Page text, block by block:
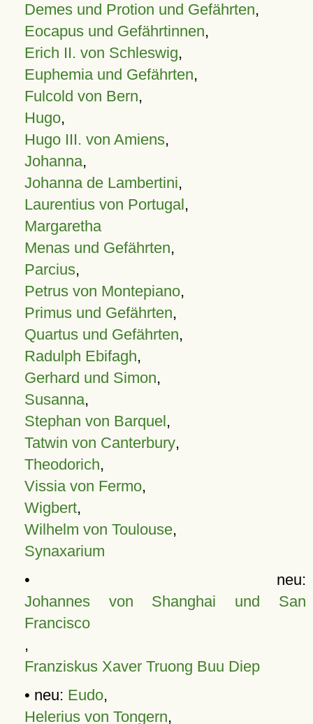
Demes und Protion und Gefährten,
Eocapus und Gefährtinnen,
Erich II. von Schleswig,
Euphemia und Gefährten,
Fulcold von Bern,
Hugo,
Hugo III. von Amiens,
Johanna,
Johanna de Lambertini,
Laurentius von Portugal,
Margaretha
Menas und Gefährten,
Parcius,
Petrus von Montepiano,
Primus und Gefährten,
Quartus und Gefährten,
Radulph Ebifagh,
Gerhard und Simon,
Susanna,
Stephan von Barquel,
Tatwin von Canterbury,
Theodorich,
Vissia von Fermo,
Wigbert,
Wilhelm von Toulouse,
Synaxarium
• neu:
Johannes von Shanghai und San
Francisco
,
Franziskus Xaver Truong Buu Diep
• neu: Eudo,
Helerius von Tongern,